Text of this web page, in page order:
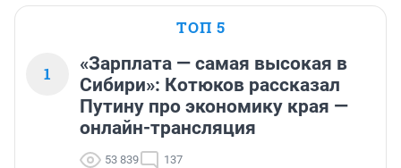
ТОП 5
1
«Зарплата — самая высокая в
Сибири»: Котюков рассказал
Путину про экономику края —
онлайн-трансляция
53 839 137